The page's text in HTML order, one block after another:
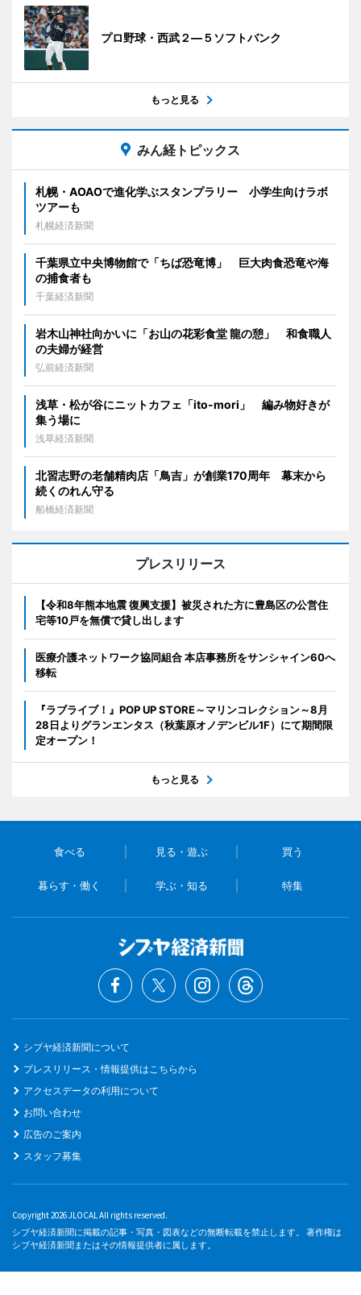
プロ野球・西武２―５ソフトバンク
もっと見る
みん経トピックス
札幌・AOAOで進化学ぶスタンプラリー 小学生向けラボ
ツアーも
札幌経済新聞
千葉県立中央博物館で「ちば恐竜博」 巨大肉食恐竜や海
の捕食者も
千葉経済新聞
岩木山神社向かいに「お山の花彩食堂 龍の憩」 和食職人
の夫婦が経営
弘前経済新聞
浅草・松が谷にニットカフェ「ito-mori」 編み物好きが
集う場に
浅草経済新聞
北習志野の老舗精肉店「鳥吉」が創業170周年 幕末から
続くのれん守る
船橋経済新聞
プレスリリース
【令和8年熊本地震 復興支援】被災された方に豊島区の公営住
宅等10戸を無償で貸し出します
医療介護ネットワーク協同組合 本店事務所をサンシャイン60へ
移転
『ラブライブ！』POP UP STORE～マリンコレクション～8月
28日よりグランエンタス（秋葉原オノデンビル1F）にて期間限
定オープン！
もっと見る
食べる 見る・遊ぶ 買う
暮らす・働く 学ぶ・知る 特集
シブヤ経済新聞について
プレスリリース・情報提供はこちらから
アクセスデータの利用について
お問い合わせ
広告のご案内
スタッフ募集
Copyright 2026 JLOCAL All rights reserved.
シブヤ経済新聞に掲載の記事・写真・図表などの無断転載を禁止します。 著作権は
シブヤ経済新聞またはその情報提供者に属します。